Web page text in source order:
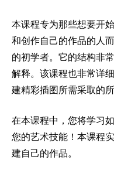
本课程专为那些想要开
和创作自己的作品的人
的初学者。它的结构非
解释。该课程也非常详
建精彩插图所需采取的
在本课程中，您将学习
您的艺术技能！本课程
建自己的作品。